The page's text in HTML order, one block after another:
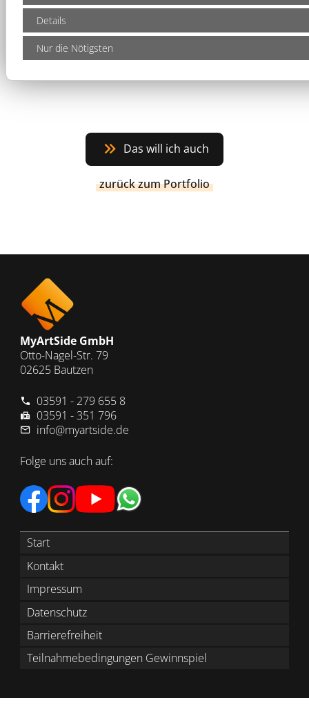
CMS-Verwaltungssystem
zwei-geteilter Premium-Header
individuelle Referenz-Galerie
erweiterte Suchmaschinenoptimierung
Datenschutz
Das will ich auch
zurück zum Portfolio
MyArtSide GmbH
Otto-Nagel-Str. 79
02625 Bautzen
03591 - 279 655 8
03591 - 351 796
info@myartside.de
Folge uns auch auf:
Start
Kontakt
Impressum
Datenschutz
Barrierefreiheit
Teilnahmebedingungen Gewinnspiel
Details
Nur die Nötigsten